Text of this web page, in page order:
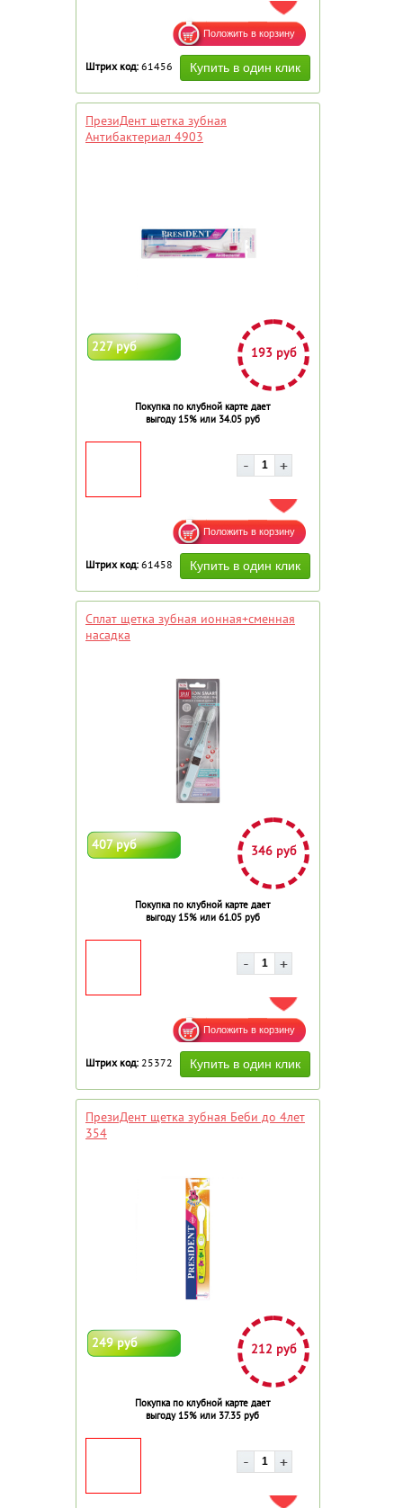
Штрих код: 61456
ПрезиДент щетка зубная
Антибактериал 4903
227 руб 193 руб
Покупка по клубной карте дает
выгоду 15% или 34.05 руб
ДОБАВИТЬ В ИЗБРАННОЕ
Штрих код: 61458
Сплат щетка зубная ионная+сменная
насадка
407 руб 346 руб
Покупка по клубной карте дает
выгоду 15% или 61.05 руб
ДОБАВИТЬ В ИЗБРАННОЕ
Штрих код: 25372
ПрезиДент щетка зубная Беби до 4лет
354
249 руб 212 руб
Покупка по клубной карте дает
выгоду 15% или 37.35 руб
ДОБАВИТЬ В ИЗБРАННОЕ